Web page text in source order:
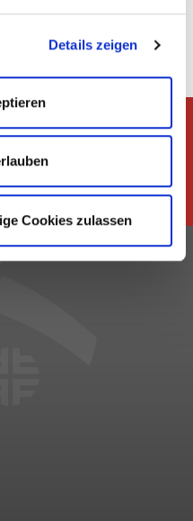
Details zeigen
Cookies zulassen